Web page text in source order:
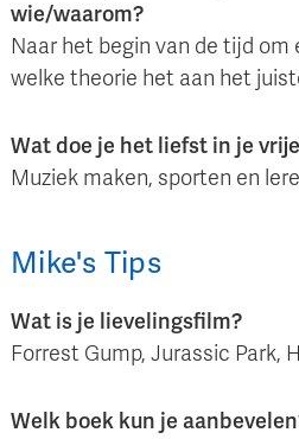
wie/waarom?
Naar het begin van de tijd
welke theorie het aan het
Wat doe je het liefst in je
Muziek maken, sporten en
Mike's Tips
Wat is je lievelingsfilm?
Forrest Gump, Jurassic Park,
Welk boek kun je